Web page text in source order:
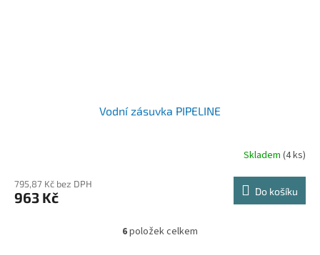
Vodní zásuvka PIPELINE
Skladem (4 ks)
795,87 Kč bez DPH
963 Kč Do košíku
O
6položek celkem